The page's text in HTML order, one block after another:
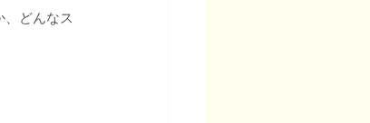
、どんなス